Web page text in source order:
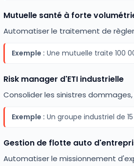
Mutuelle santé à forte
Automatiser le traitement de
Exemple : Une mutuelle traite 100
Risk manager d'ETI industrielle
Consolider les sinistres
Exemple : Un groupe industriel de
Gestion de flotte auto
Automatiser le missionnement